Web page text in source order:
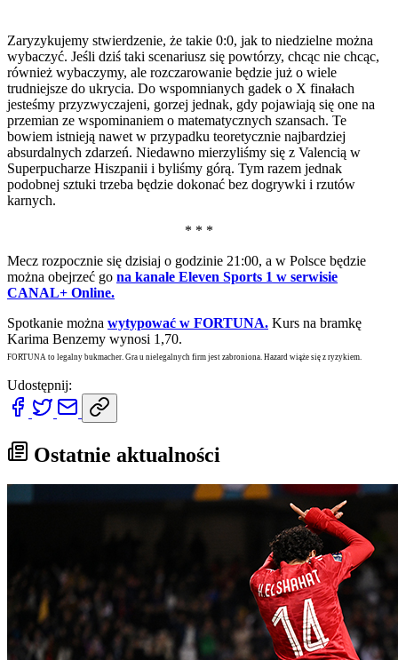
Zaryzykujemy stwierdzenie, że takie 0:0, jak to niedzielne można
wybaczyć. Jeśli dziś taki scenariusz się powtórzy, chcąc nie chcąc,
również wybaczymy, ale rozczarowanie będzie już o wiele
trudniejsze do ukrycia. Do wspomnianych gadek o X finałach
jesteśmy przyzwyczajeni, gorzej jednak, gdy pojawiają się one na
przemian ze wspominaniem o matematycznych szansach. Te
bowiem istnieją nawet w przypadku teoretycznie najbardziej
absurdalnych zdarzeń. Niedawno mierzyliśmy się z Valencią w
Superpucharze Hiszpanii i byliśmy górą. Tym razem jednak
podobnej sztuki trzeba będzie dokonać bez dogrywki i rzutów
karnych.
* * *
Mecz rozpocznie się dzisiaj o godzinie 21:00, a w Polsce będzie
można obejrzeć go na kanale Eleven Sports 1 w serwisie
CANAL+ Online.
Spotkanie można wytypować w FORTUNA. Kurs na bramkę
Karima Benzemy wynosi 1,70.
FORTUNA to legalny bukmacher. Gra u nielegalnych firm jest zabroniona. Hazard wiąże się z ryzykiem.
Udostępnij:
Ostatnie aktualności